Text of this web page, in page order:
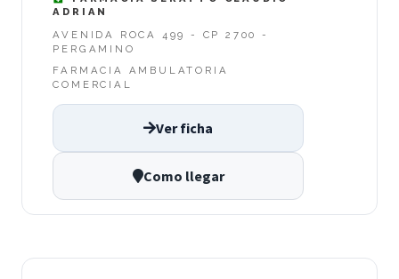
ADRIAN
AVENIDA ROCA 499 - CP 2700 -
PERGAMINO
FARMACIA AMBULATORIA
COMERCIAL
Ver ficha
Como llegar